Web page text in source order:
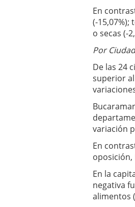
En
(-15,07%);
o secas (-
Por
De las 24
superior
variación
En
oposición,
En la
negativa
alimentos